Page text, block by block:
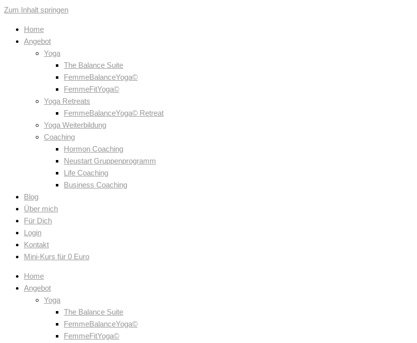
Zum Inhalt springen
Home
Angebot
Yoga
The Balance Suite
FemmeBalanceYoga©
FemmeFitYoga©
Yoga Retreats
FemmeBalanceYoga© Retreat
Yoga Weiterbildung
Coaching
Hormon Coaching
Neustart Gruppenprogramm
Life Coaching
Business Coaching
Blog
Über mich
Für Dich
Login
Kontakt
Mini-Kurs für 0 Euro
Home
Angebot
Yoga
The Balance Suite
FemmeBalanceYoga©
FemmeFitYoga©